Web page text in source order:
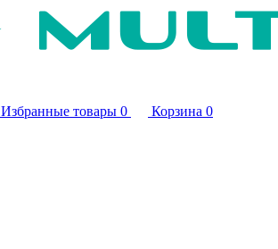
Избранные товары 0 Корзина 0